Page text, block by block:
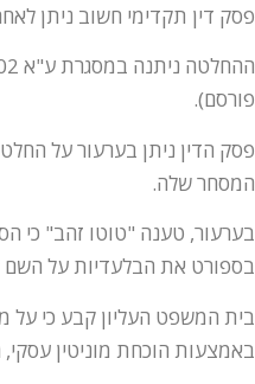
פסק דין תקדימי חשוב ניתן
פורסם).
פסק הדין ניתן בערעור על
המסחר שלה.
בערעור, טענה "טוטו זהב" כי
בספורט את הבלעדיות על השם
בית המשפט העליון קבע כי על
באמצעות הוכחת מוניטין